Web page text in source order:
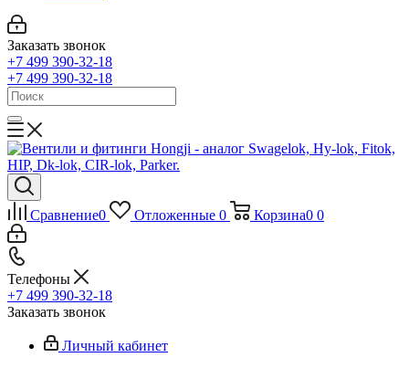
Заказать звонок
+7 499 390-32-18
+7 499 390-32-18
Сравнение0 Отложенные 0 Корзина0 0
Телефоны
+7 499 390-32-18
Заказать звонок
Личный кабинет